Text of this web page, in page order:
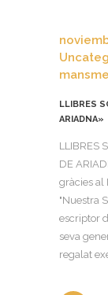
LLIBRES
ARIADNA»
LLIBRES
DE
gràcies al
"Nuestra
escriptor
seva
regalat